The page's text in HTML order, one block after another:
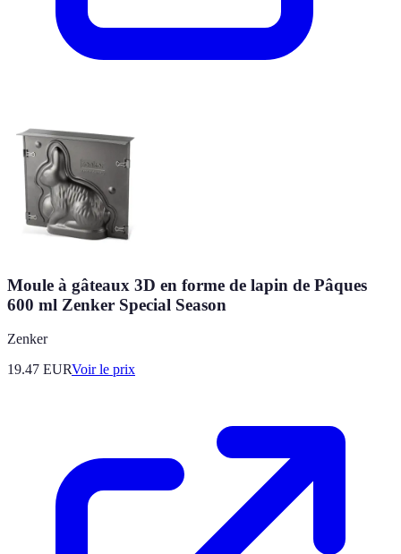
Moule à gâteaux 3D en forme de lapin de Pâques
600 ml Zenker Special Season
Zenker
19.47 EURVoir le prix